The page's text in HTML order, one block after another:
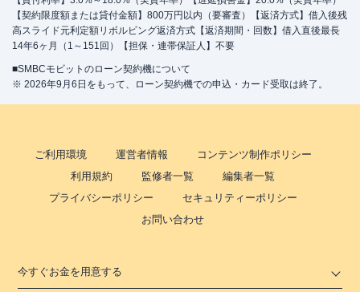
【契約限度額または貸付金額】800万円以内（要審査）【返済方式】借入後残
高スライド元利定額リボルビング返済方式【返済期間・回数】借入直後最長
14年6ヶ月（1～151回）【担保・連帯保証人】不要
■SMBCモビットのローン契約機について
※ 2026年9月6日をもって、ローン契約機での申込・カード受取は終了。
ご利用環境 運営者情報
コンテンツ制作ポリシー
利用規約
監修者一覧
編集者一覧
プライバシーポリシー
セキュリティーポリシー
お問い合わせ
今すぐお金を用意する